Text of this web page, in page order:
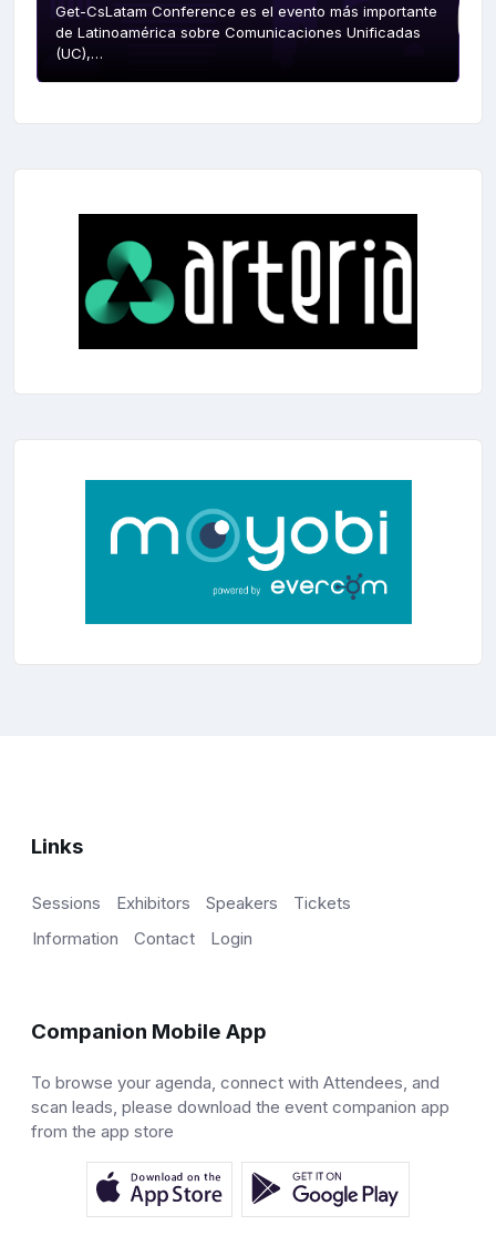
Get-CsLatam Conference es el evento más importante
de Latinoamérica sobre Comunicaciones Unificadas
(UC),…
Links
Sessions Exhibitors Speakers
Tickets
Information
Contact Login
Companion Mobile App
To browse your agenda, connect with Attendees, and
scan leads, please download the event companion app
from the app store